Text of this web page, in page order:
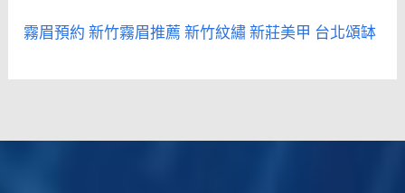
霧眉預約新竹霧眉推薦新竹紋繡新莊美甲 台北頌缽